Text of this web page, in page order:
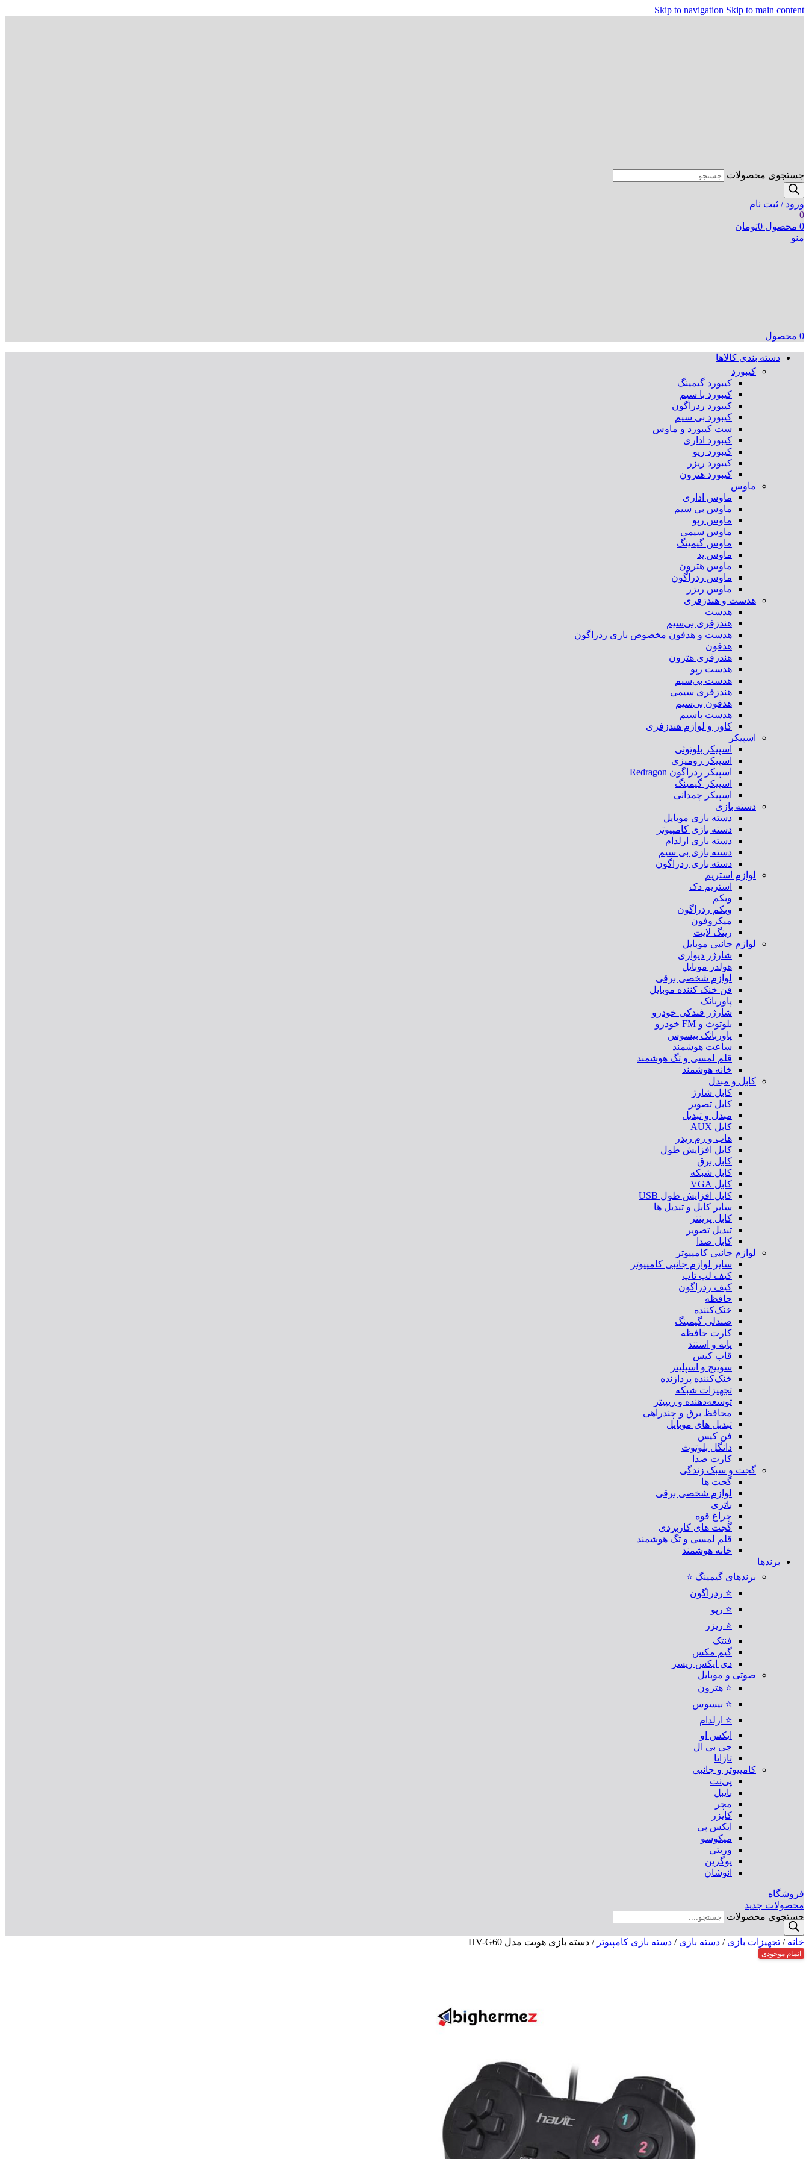
Skip to navigation Skip to main content
جستجوی محصولات
ورود / ثبت نام
0
0 محصول 0تومان
منو
0 محصول
دسته بندی کالاها
کیبورد
کیبورد گیمینگ
کیبورد با سیم
کیبورد ردراگون
کیبورد بی سیم
ست کیبورد و ماوس
کیبورد اداری
کیبورد رپو
کیبورد ریزر
کیبورد هترون
ماوس
ماوس اداری
ماوس بی سیم
ماوس رپو
ماوس سیمی
ماوس گیمینگ
ماوس پد
ماوس هترون
ماوس ردراگون
ماوس ریزر
هدست و هندزفری
هدست
هندزفری بی‌سیم
هدست و هدفون مخصوص بازی ردراگون
هدفون
هندزفری هترون
هدست رپو
هدست بی‌سیم
هندزفری سیمی
هدفون بی‌سیم
هدست باسیم
کاور و لوازم هندزفری
اسپیکر
اسپیکر بلوتوثی
اسپیکر رومیزی
اسپیکر ردراگون Redragon
اسپیکر گیمینگ
اسپیکر چمدانی
دسته بازی
دسته بازی موبایل
دسته بازی کامپیوتر
دسته بازی ارلدام
دسته بازی بی سیم
دسته بازی ردراگون
لوازم استریم
استریم دک
وبکم
وبکم ردراگون
میکروفون
رینگ لایت
لوازم جانبی موبایل
شارژر دیواری
هولدر موبایل
لوازم شخصی برقی
فن خنک کننده موبایل
پاوربانک
شارژر فندکی خودرو
بلوتوث و FM خودرو
پاوربانک بیسوس
ساعت هوشمند
قلم لمسی و تگ هوشمند
خانه هوشمند
کابل و مبدل
کابل شارژ
کابل تصویر
مبدل و تبدیل
کابل AUX
هاب و رم ریدر
کابل افزایش طول
کابل برق
کابل شبکه
کابل VGA
کابل افزایش طول USB
سایر کابل و تبدیل ها
کابل پرینتر
تبدیل تصویر
کابل صدا
لوازم جانبی کامپیوتر
سایر لوازم جانبی کامپیوتر
کیف لپ تاپ
کیف ردراگون
حافظه
خنک‌کننده
صندلی گیمینگ
کارت حافظه
پایه و استند
قاب کیس
سوییچ و اسپلیتر
خنک‌کننده پردازنده
تجهیزات شبکه
توسعه‌دهنده و ریپیتر
محافظ برق و چندراهی
تبدیل های موبایل
فن کیس
دانگل بلوتوث
کارت صدا
گجت و سبک زندگی
گجت ها
لوازم شخصی برقی
باتری
چراغ قوه
گجت های کاربردی
قلم لمسی و تگ هوشمند
خانه هوشمند
برندها
برندهای گیمینگ ⭐
⭐ ردراگون
⭐ رپو
⭐ ریزر
فنتک
گیم مکس
دی ایکس ریسر
صوتی و موبایل
⭐ هترون
⭐ بیسوس
⭐ ارلدام
ایکس او
جی بی ال
تازاتا
کامپیوتر و جانبی
پی‌نت
بایبل
مچر
کایزر
ایکس پی
میکوسو
وریتی
یوگرین
انوشان
فروشگاه
محصولات جدید
جستجوی محصولات
خانه/ تجهیزات بازی/ دسته بازی/ دسته بازی کامپیوتر/ دسته بازی هویت مدل HV-G60
اتمام موجودی